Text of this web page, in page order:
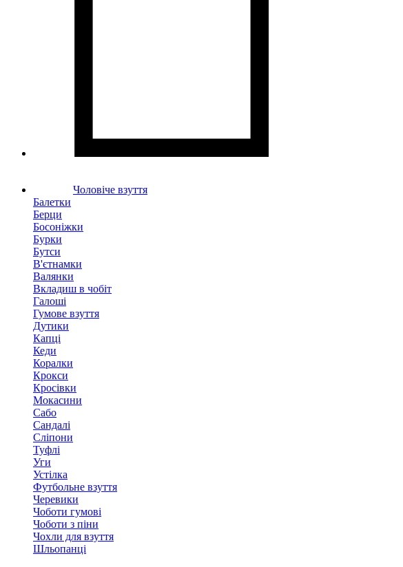
Чоловіче взуття
Балетки
Берци
Босоніжки
Бурки
Бутси
В'єтнамки
Валянки
Вкладиш в чобіт
Галоші
Гумове взуття
Дутики
Капці
Кеди
Коралки
Крокси
Кросівки
Мокасини
Сабо
Сандалі
Сліпони
Туфлі
Уги
Устілка
Футбольне взуття
Черевики
Чоботи гумові
Чоботи з піни
Чохли для взуття
Шльопанці